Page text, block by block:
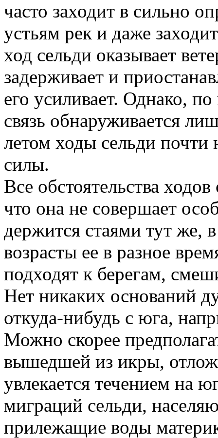
часто заходит в сильно
устьям рек и даже
ход сельди оказывает
задерживает и
его усиливает. Однако,
связь обнаруживается
летом ходы сельди почти
силы.
Все обстоятельства
что она не совершает
держится стаями тут же,
возрасты ее в разное
подходят к берегам,
Нет никаких оснований
откуда-нибудь с юга,
Можно скорее
вышедшей из икры,
увлекается течением на
миграций сельди,
прилежащие воды